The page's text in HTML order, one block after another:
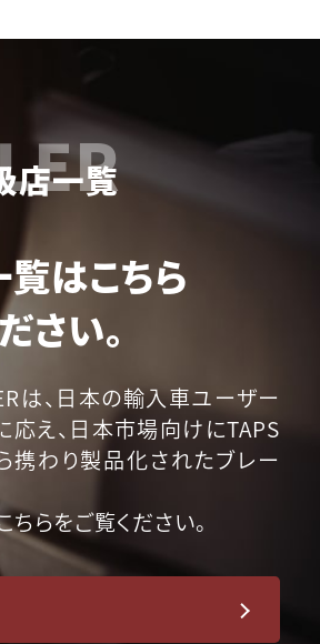
店一覧
はこちら
さい。
は、日本の輸入車ユーザー
応え、日本市場向けにTAPS
携わり製品化されたブレー
らをご覧ください。